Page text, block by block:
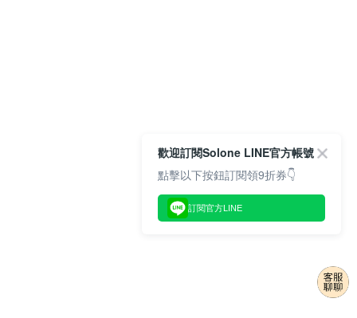
歡迎訂閱Solone LINE官方帳號
點擊以下按鈕訂閱領9折券👇
訂閱官方LINE